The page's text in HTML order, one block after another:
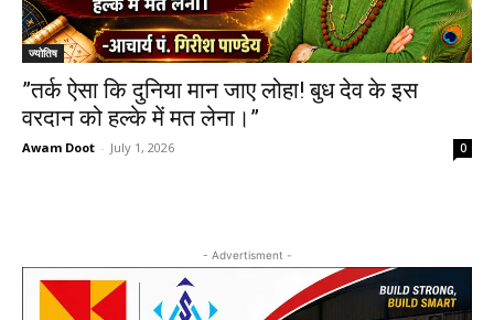
ज्योतिष
​”तर्क ऐसा कि दुनिया मान जाए लोहा! बुध देव के इस
वरदान को हल्के में मत लेना।”
Awam Doot - July 1, 2026 0
- Advertisment -